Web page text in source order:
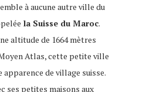
à aucune autre ville du
la Suisse du Maroc.
altitude de 1664 mètres
Atlas, cette petite ville
apparence de village suisse.
ses petites maisons aux